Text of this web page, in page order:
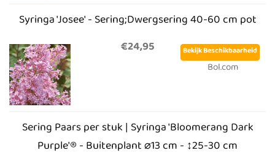
Syringa 'Josee' - Sering;Dwergsering 40-60 cm pot
€24,95
Bekijk Beschikbaarheid
Bol.com
Sering Paars per stuk | Syringa 'Bloomerang Dark